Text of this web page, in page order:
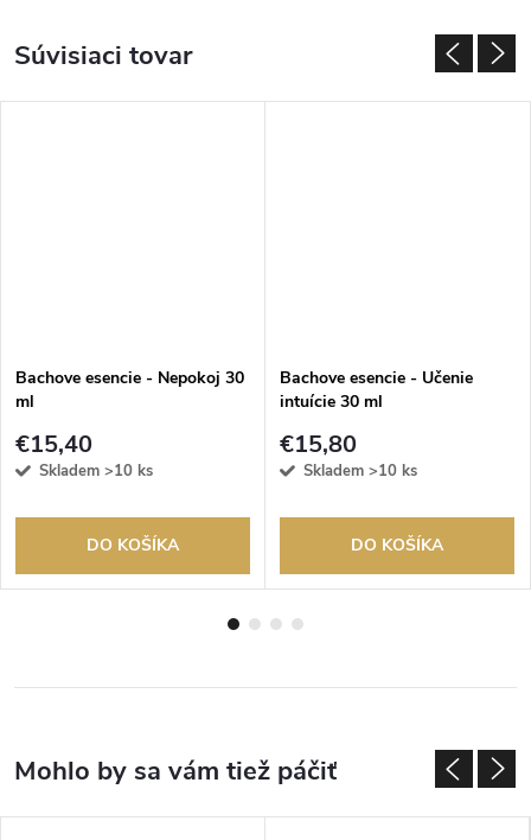
Súvisiaci tovar
Bachove esencie - Nepokoj 30
ml
€15,40
Skladem >10 ks
DO KOŠÍKA
Bachove esencie - Učenie
intuície 30 ml
€15,80
Skladem >10 ks
DO KOŠÍKA